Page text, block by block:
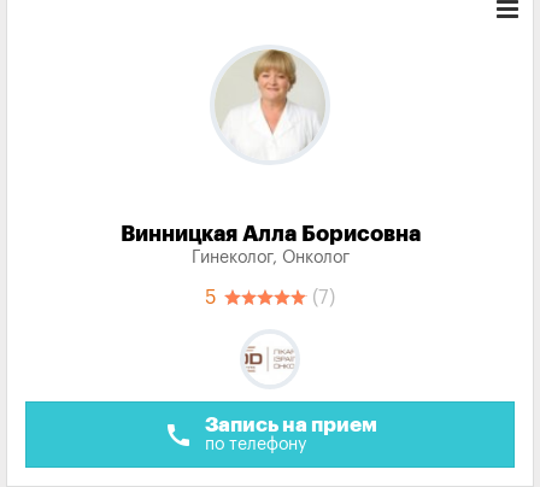
Винницкая Алла Борисовна
Гинеколог, Онколог
5 (7)
call Запись на прием
по телефону